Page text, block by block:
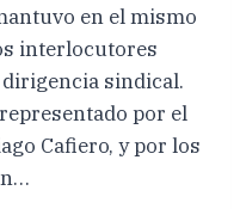
en el mismo
interlocutores
sindical.
por el
Cafiero, y por los